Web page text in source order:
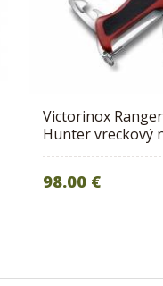
Victorinox
Hunter vreckový
98.00 €